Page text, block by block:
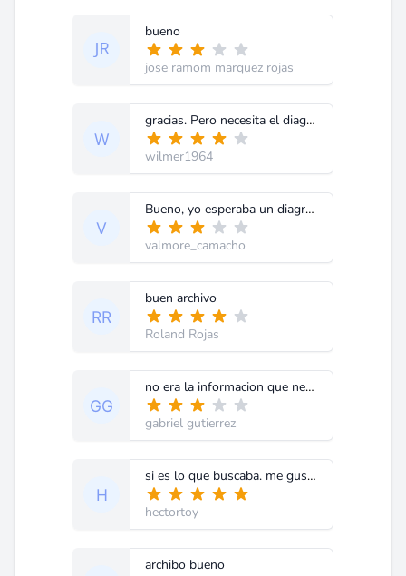
bueno
jose ramom marquez rojas
gracias. Pero necesita el diagrama electrico
wilmer1964
Bueno, yo esperaba un diagrama, no un "manual de usuario"
valmore_camacho
buen archivo
Roland Rojas
no era la informacion que nesecito gracias
gabriel gutierrez
si es lo que buscaba. me gusta el nuevo modo de busqueda es mas hagil gracias 5
hectortoy
archibo bueno